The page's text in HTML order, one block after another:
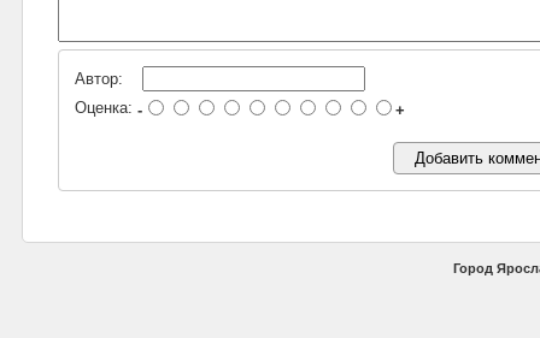
Автор:
Оценка: - +
Город